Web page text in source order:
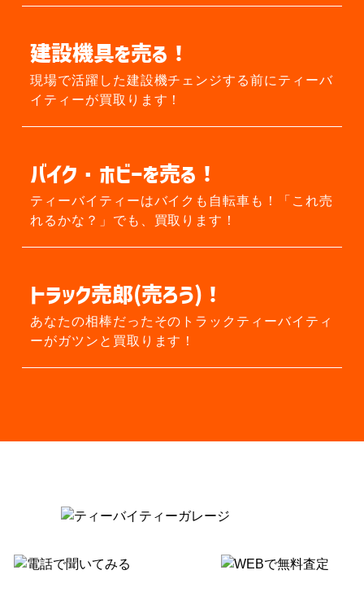
建設機具を売る！
現場で活躍した建設機チェンジする前に ティーバ
イティーが買取ります！
バイク・ホビーを売る！
ティーバイティーはバイクも自転車も！
「これ売
れるかな？」でも、買取ります！
トラック売郎(売ろう)！
あなたの相棒だったそのトラック ティーバイティ
ーがガツンと買取ります！
あなたの愛車買取ります！